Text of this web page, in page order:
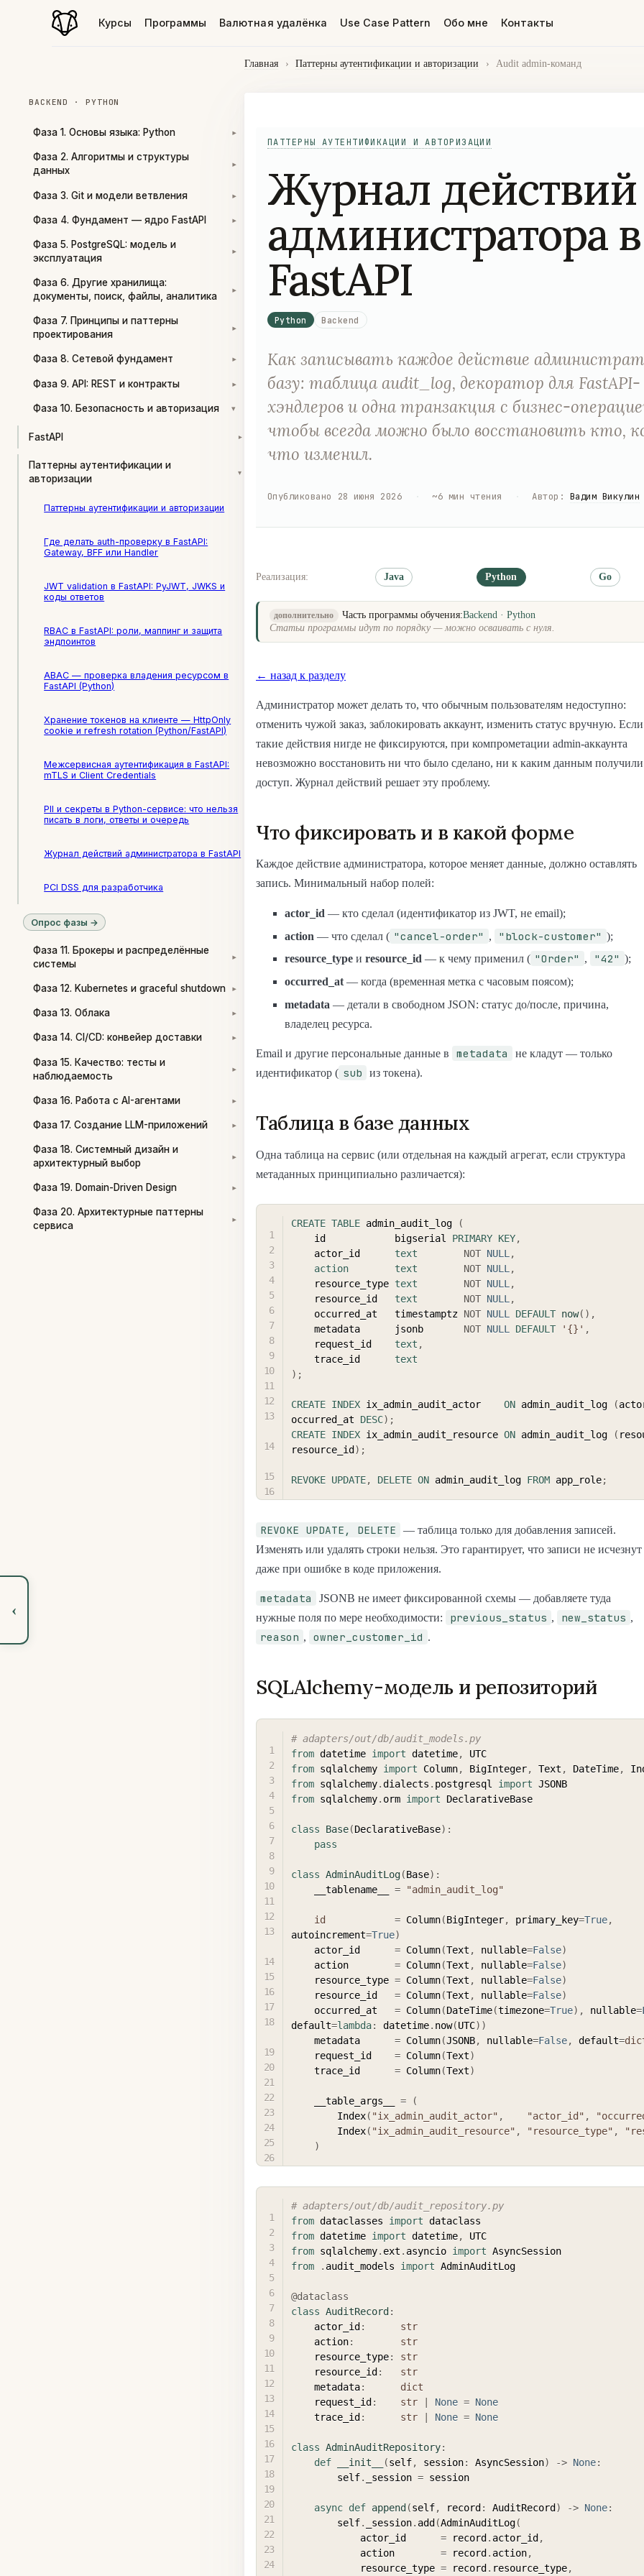
Курсы Программы Валютная удалёнка Use Case Pattern Обо мне Контакты
BACKEND · PYTHON
Фаза 1. Основы языка: Python ▾
Фаза 2. Алгоритмы и структуры
данных
▾
Фаза 3. Git и модели ветвления ▾
Фаза 4. Фундамент — ядро FastAPI ▾
Фаза 5. PostgreSQL: модель и
эксплуатация
▾
Фаза 6. Другие хранилища:
документы, поиск, файлы, аналитика
▾
Фаза 7. Принципы и паттерны
проектирования
▾
Фаза 8. Сетевой фундамент ▾
Фаза 9. API: REST и контракты ▾
Фаза 10. Безопасность и авторизация ▾
FastAPI ▾
Паттерны аутентификации и
авторизации
▾
Паттерны аутентификации и авторизации
Где делать auth-проверку в FastAPI:
Gateway, BFF или Handler
JWT validation в FastAPI: PyJWT, JWKS и
коды ответов
RBAC в FastAPI: роли, маппинг и защита
эндпоинтов
ABAC — проверка владения ресурсом в
FastAPI (Python)
Хранение токенов на клиенте — HttpOnly
cookie и refresh rotation (Python/FastAPI)
Межсервисная аутентификация в FastAPI:
mTLS и Client Credentials
PII и секреты в Python-сервисе: что нельзя
писать в логи, ответы и очередь
Журнал действий администратора в FastAPI
PCI DSS для разработчика
Опрос фазы →
Фаза 11. Брокеры и распределённые
системы
▾
Фаза 12. Kubernetes и graceful shutdown ▾
Фаза 13. Облака ▾
Фаза 14. CI/CD: конвейер доставки ▾
Фаза 15. Качество: тесты и
наблюдаемость
▾
Фаза 16. Работа с AI-агентами ▾
Фаза 17. Создание LLM-приложений ▾
Фаза 18. Системный дизайн и
архитектурный выбор
▾
Фаза 19. Domain-Driven Design ▾
Фаза 20. Архитектурные паттерны
сервиса
▾
‹
Главная › Паттерны аутентификации и авторизации › Audit admin-команд
ПАТТЕРНЫ АУТЕНТИФИКАЦИИ И АВТОРИЗАЦИИ
Журнал действий
администратора в
FastAPI
Python Backend
Как записывать каждое действие
базу: таблица audit_log, декоратор для FastAPI-
хэндлеров и одна транзакция с бизнес-
чтобы всегда можно было восстановить кто,
что изменил.
Опубликовано 28 июня 2026 ~6 мин чтения Автор : Вадим Викулин
Реализация: Java Python Go
дополнительно Часть программы обучения:Backend · Python
Статьи программы идут по порядку — можно осваивать с нуля.
← назад к разделу
Администратор может делать то, что обычным пользователям недоступно:
отменить чужой заказ, заблокировать аккаунт, изменить статус вручную. Если
такие действия нигде не фиксируются, при компрометации admin-аккаунта
невозможно восстановить ни что было сделано, ни к каким данным получили
доступ. Журнал действий решает эту проблему.
Что фиксировать и в какой форме
Каждое действие администратора, которое меняет данные, должно оставлять
запись. Минимальный набор полей:
actor_id — кто сделал (идентификатор из JWT, не email);
action — что сделал ( "cancel-order" , "block-customer" );
resource_type и resource_id — к чему применил ( "Order" , "42" );
occurred_at — когда (временная метка с часовым поясом);
metadata — детали в свободном JSON: статус до/после, причина,
владелец ресурса.
Email и другие персональные данные в metadata
не кладут — только
идентификатор ( sub из токена).
Таблица в базе данных
Одна таблица на сервис (или отдельная на каждый агрегат, если структура
метаданных принципиально различается):
CREATE TABLE admin_audit_log
(
    id            bigserial
PRIMARY KEY,
    actor_id
text NOT NULL ,
action
text NOT NULL ,
    resource_type
text NOT NULL ,
    resource_id
text NOT NULL ,
    occurred_at   timestamptz
NOT NULL DEFAULT now( ) ,
    metadata      jsonb
NOT NULL DEFAULT '{}' ,
    request_id
text ,
    trace_id
text
) ;
CREATE INDEX ix_admin_audit_actor ON admin_audit_log (
occurred_at DESC) ;
CREATE INDEX ix_admin_audit_resource ON admin_audit_log (
resource_id ) ;
REVOKE UPDATE, DELETE ON admin_audit_log FROM app_role;
REVOKE UPDATE, DELETE
— таблица только для добавления записей.
Изменять или удалять строки нельзя. Это гарантирует, что записи не исчезнут
даже при ошибке в коде приложения.
metadata
JSONB не имеет фиксированной схемы — добавляете туда
нужные поля по мере необходимости:
previous_status , new_status ,
reason , owner_customer_id .
SQLAlchemy-модель и репозиторий
# adapters/out/db/audit_models.py
from datetime import datetime,
from sqlalchemy import Column, BigInteger, Text , DateTime,
from sqlalchemy.dialects . postgresql import
from sqlalchemy. orm import DeclarativeBase
class Base(DeclarativeBase) :
pass
class AdminAuditLog(Base) :
    __tablename__
= "admin_audit_log"
id = Column(BigInteger, primary_key=True,
autoincrement=True)
    actor_id
= Column(Text , nullable=False)
    action
= Column(Text , nullable=False)
    resource_type
= Column(Text , nullable=False)
    resource_id
= Column(Text , nullable=False)
    occurred_at
= Column(DateTime(timezone=True) , nullable=
default=lambda: datetime. now(UTC) )
    metadata
= Column(JSONB, nullable=False, default=
    request_id
= Column(Text)
    trace_id
= Column(Text)
    __table_args__
=
(
        Index
( "ix_admin_audit_actor" , "actor_id" ,
        Index
( "ix_admin_audit_resource" , "resource_type" ,
)
# adapters/out/db/audit_repository.py
from dataclasses import
from datetime import datetime,
from sqlalchemy. ext . asyncio import
from
. audit_models import AdminAuditLog
@dataclass
class AuditRecord :
    actor_id
:
str
    action
:
str
    resource_type
:
str
    resource_id
:
str
    metadata
:
dict
    request_id
: str None = None
    trace_id
: str None = None
class AdminAuditRepository:
def
__init__ (self, session: AsyncSession) -> None:
        self
. _session = session
async def append (self, record : AuditRecord ) -> None:
        self
. _session. add (AdminAuditLog(
            actor_id
= record . actor_id ,
            action
= record . action,
            resource_type
= record . resource_type,